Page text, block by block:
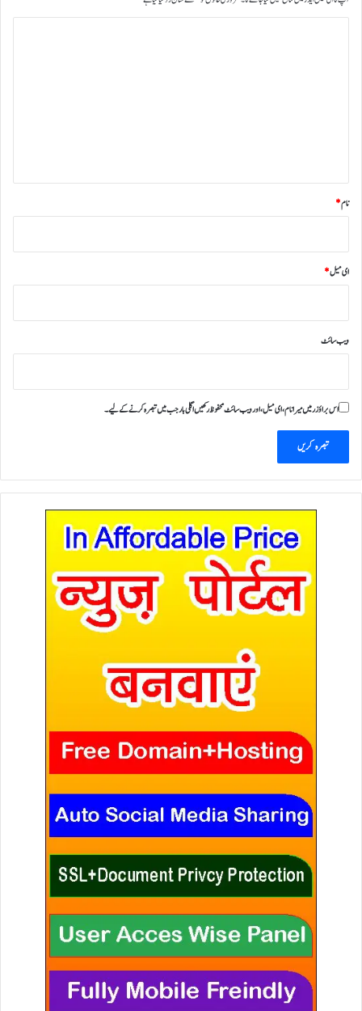
نام*
ای میل*
ویب‌ سائٹ
اس براؤزر میں میرا نام، ای میل، اور ویب سائٹ محفوظ رکھیں اگلی بار جب میں تبصرہ کرنے کےلیے۔